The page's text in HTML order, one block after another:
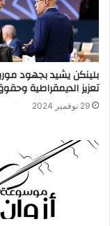
بلينكن يشيد بجهود
تعزيز الديمقراطية
29 نوفمبر 2024